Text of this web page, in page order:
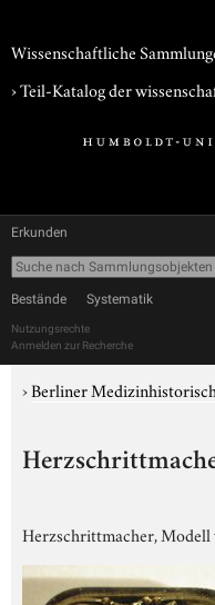
Wissenschaftliche
› Teil-Katalog der
Erkunden
Bestände Systematik
Nutzungsrechte
Anmelden zur Recherche
›Berliner
Herzschrittmacher, Modell